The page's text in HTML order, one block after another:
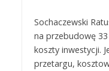
Sochaczewski
na przebudowę
koszty inwestycji.
przetargu,